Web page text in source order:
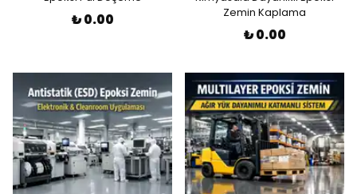
₺ 0.00
Zemin Kaplama
₺ 0.00